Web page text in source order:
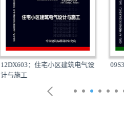
12DX603：住宅小区建筑电气设
计与施工